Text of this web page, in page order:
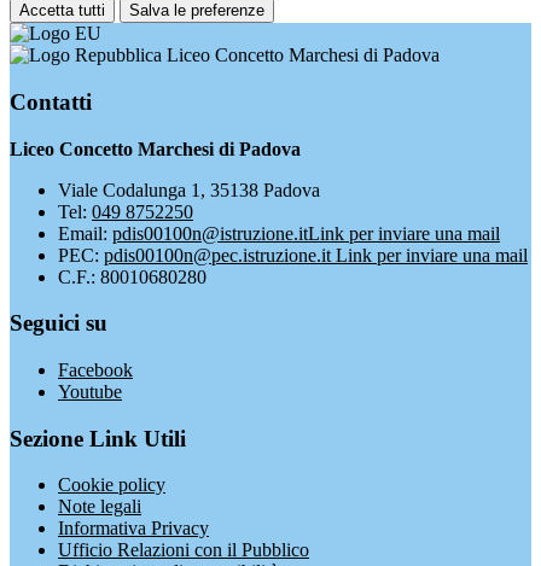
Accetta tutti Salva le preferenze
Liceo Concetto Marchesi di Padova
Contatti
Liceo Concetto Marchesi di Padova
Viale Codalunga 1, 35138 Padova
Tel: 049 8752250
Email: pdis00100n@istruzione.itLink per inviare una mail
PEC: pdis00100n@pec.istruzione.it Link per inviare una mail
C.F.: 80010680280
Seguici su
Facebook
Youtube
Sezione Link Utili
Cookie policy
Note legali
Informativa Privacy
Ufficio Relazioni con il Pubblico